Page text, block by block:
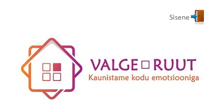
Sisene